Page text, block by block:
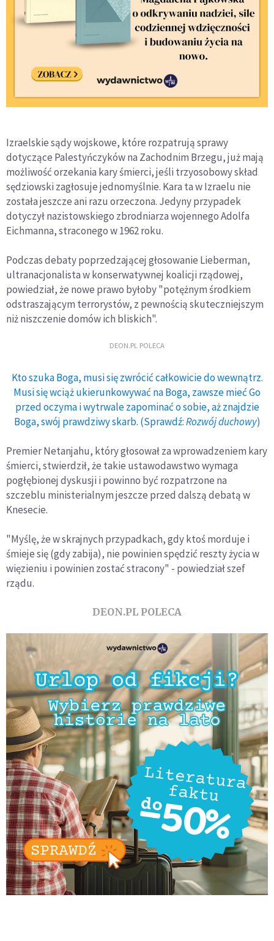
Izraelskie sądy wojskowe, które rozpatrują sprawy
dotyczące Palestyńczyków na Zachodnim Brzegu, już mają
możliwość orzekania kary śmierci, jeśli trzyosobowy skład
sędziowski zagłosuje jednomyślnie. Kara ta w Izraelu nie
została jeszcze ani razu orzeczona. Jedyny przypadek
dotyczył nazistowskiego zbrodniarza wojennego Adolfa
Eichmanna, straconego w 1962 roku.
Podczas debaty poprzedzającej głosowanie Lieberman,
ultranacjonalista w konserwatywnej koalicji rządowej,
powiedział, że nowe prawo byłoby "potężnym środkiem
odstraszającym terrorystów, z pewnością skuteczniejszym
niż niszczenie domów ich bliskich".
DEON.PL POLECA
Kto szuka Boga, musi się zwrócić całkowicie do wewnątrz.
Musi się wciąż ukierunkowywać na Boga, zawsze mieć Go
przed oczyma i wytrwale zapominać o sobie, aż znajdzie
Boga, swój prawdziwy skarb. (Sprawdź:Rozwój duchowy)
Premier Netanjahu, który głosował za wprowadzeniem kary
śmierci, stwierdził, że takie ustawodawstwo wymaga
pogłębionej dyskusji i powinno być rozpatrzone na
szczeblu ministerialnym jeszcze przed dalszą debatą w
Knesecie.
"Myślę, że w skrajnych przypadkach, gdy ktoś morduje i
śmieje się (gdy zabija), nie powinien spędzić reszty życia w
więzieniu i powinien zostać stracony" - powiedział szef
rządu.
DEON.PL POLECA